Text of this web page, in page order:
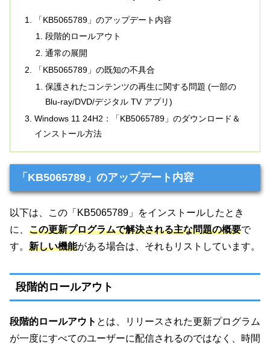
「KB5065789」のアップデート内容
段階的ロールアウト
通常の展開
「KB5065789」の既知の不具合
保護されたコンテンツの再生に関する問題 (一部の
Blu-ray/DVD/デジタル TV アプリ)
Windows 11 24H2：「KB5065789」のダウンロード＆
インストール方法
「KB5065789」のアップデート内容
以下は、この「KB5065789」をインストールしたとき
に、 この更新プログラムで解決される主な問題の概要で
す。 新しい機能がある場合は、それもリストしています。
段階的ロールアウト
段階的ロールアウト とは、リリースされた更新プログラム
が一度にすべてのユーザーに配信されるのではなく、時間